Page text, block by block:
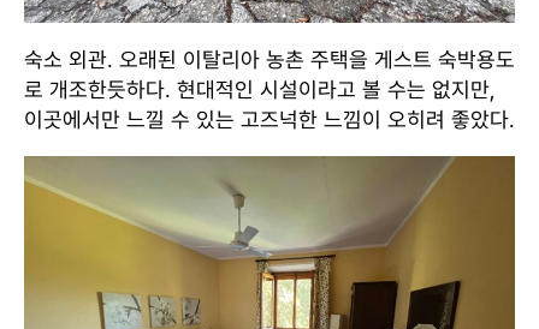
숙소 외관. 오래된 이탈리아 농촌 주택을 게스트 숙박용도
로 개조한듯하다. 현대적인 시설이라고 볼 수는 없지만,
이곳에서만 느낄 수 있는 고즈넉한 느낌이 오히려 좋았다.